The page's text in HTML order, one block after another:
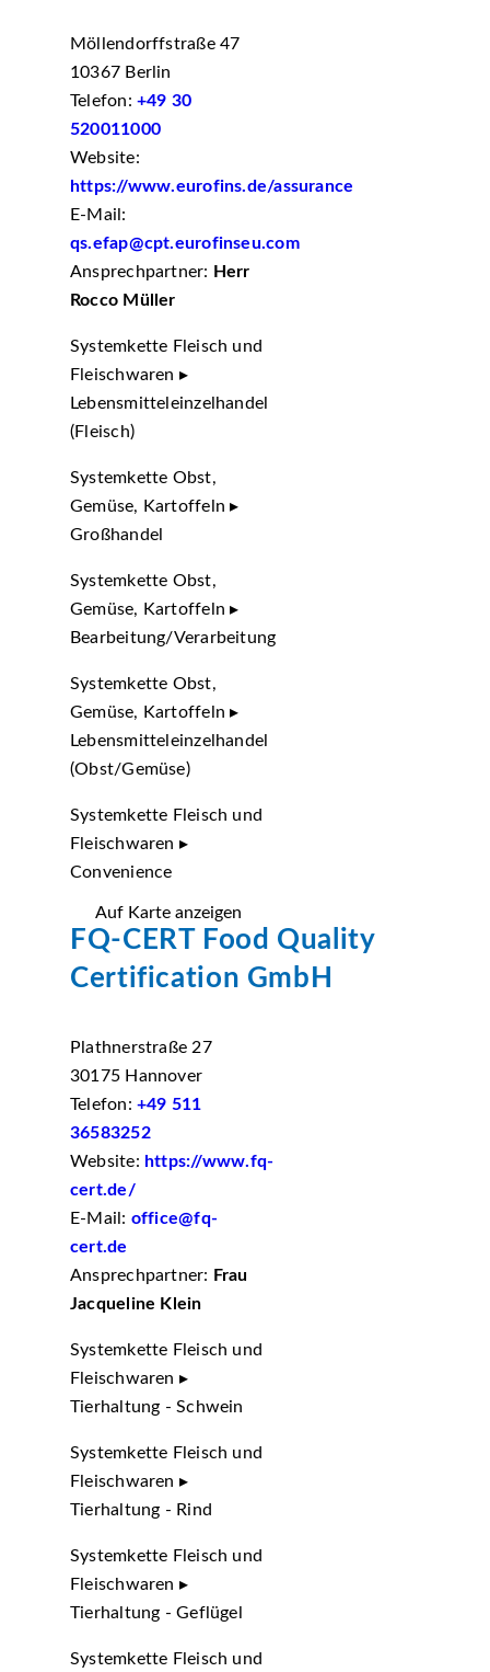
Möllendorffstraße 47
10367 Berlin
Telefon: +49 30
520011000
Website:
https://www.eurofins.de/assurance
E-Mail:
qs.efap@cpt.eurofinseu.com
Ansprechpartner: Herr
Rocco Müller
Systemkette Fleisch und
Fleischwaren ▸
Lebensmitteleinzelhandel
(Fleisch)
Systemkette Obst,
Gemüse, Kartoffeln ▸
Großhandel
Systemkette Obst,
Gemüse, Kartoffeln ▸
Bearbeitung/Verarbeitung
Systemkette Obst,
Gemüse, Kartoffeln ▸
Lebensmitteleinzelhandel
(Obst/Gemüse)
Systemkette Fleisch und
Fleischwaren ▸
Convenience
Auf Karte anzeigen
FQ-CERT Food Quality
Certification GmbH
Plathnerstraße 27
30175 Hannover
Telefon: +49 511
36583252
Website: https://www.fq-
cert.de/
E-Mail: office@fq-
cert.de
Ansprechpartner: Frau
Jacqueline Klein
Systemkette Fleisch und
Fleischwaren ▸
Tierhaltung - Schwein
Systemkette Fleisch und
Fleischwaren ▸
Tierhaltung - Rind
Systemkette Fleisch und
Fleischwaren ▸
Tierhaltung - Geflügel
Systemkette Fleisch und